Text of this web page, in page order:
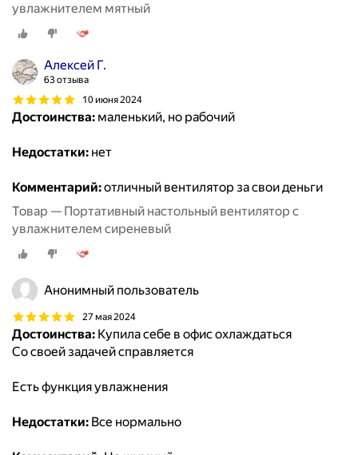
увлажнителем мятный
Алексей Г.
63 отзыва
10 июня 2024
Достоинства: маленький, но рабочий
Недостатки: нет
Комментарий:отличный вентилятор за свои деньги
Товар — Портативный настольный вентилятор с
увлажнителем сиреневый
Анонимный пользователь
27 мая 2024
Достоинства: Купила себе в офис охлаждаться
Со своей задачей справляется
Есть функция увлажнения
Недостатки: Все нормально